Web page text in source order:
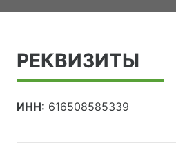
РЕКВИЗИТЫ
ИНН: 616508585339